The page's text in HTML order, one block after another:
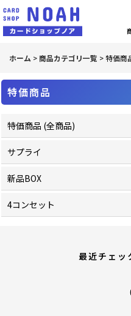
ホーム >商品カテゴリ一覧 >特価商
特価商品
特価商品 (全商品)
サプライ
新品BOX
4コンセット
最近チェッ